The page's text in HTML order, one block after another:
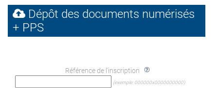
Dépôt des documents numérisés
+ PPS
Référence de l'inscription
(exemple: 000000x0000000000)